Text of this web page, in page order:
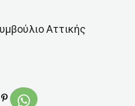
Αττικής